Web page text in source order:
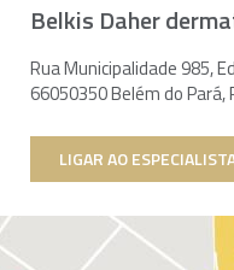
Belkis Daher
Rua Municipalidade 985,
66050350 Belém do Pará,
LIGAR AO